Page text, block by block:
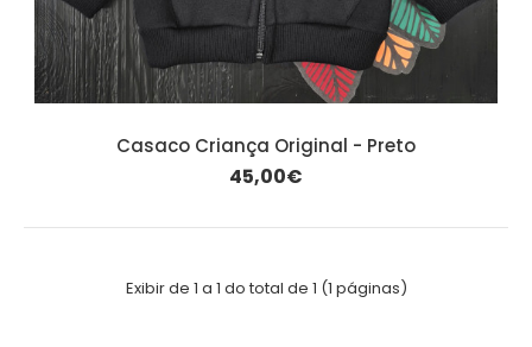
Casaco Criança Original - Preto
45,00€
Exibir de 1 a 1 do total de 1 (1 páginas)